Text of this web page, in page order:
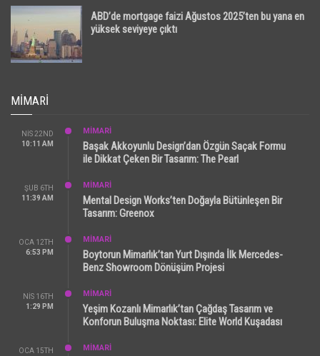
ABD’de mortgage faizi Ağustos 2025’ten bu yana en
yüksek seviyeye çıktı
MIMARI
NIS 22ND
10:11 AM
MİMARİ
Başak Akkoyunlu Design’dan Özgün Saçak Formu
ile Dikkat Çeken Bir Tasarım: The Pearl
ŞUB 6TH
11:39 AM
MİMARİ
Mental Design Works’ten Doğayla Bütünleşen Bir
Tasarım: Greenox
OCA 12TH
6:53 PM
MİMARİ
Boytorun Mimarlık’tan Yurt Dışında İlk Mercedes-
Benz Showroom Dönüşüm Projesi
NIS 16TH
1:29 PM
MİMARİ
Yeşim Kozanlı Mimarlık’tan Çağdaş Tasarım ve
Konforun Buluşma Noktası: Elite World Kuşadası
OCA 15TH
MİMARİ